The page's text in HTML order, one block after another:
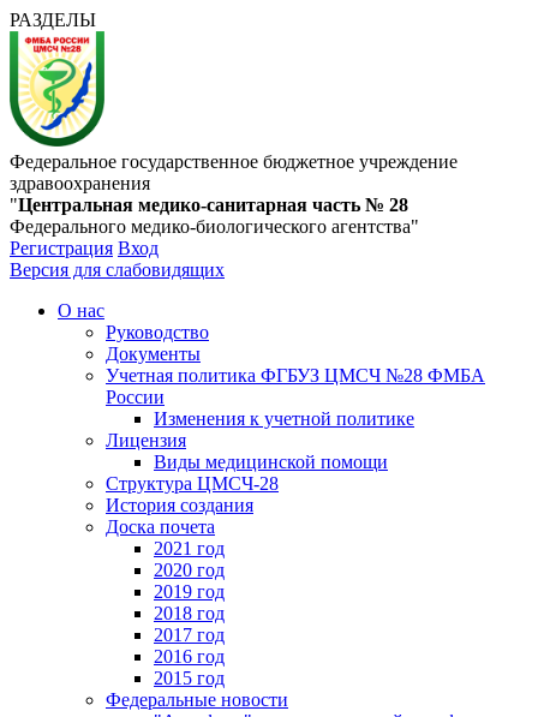
РАЗДЕЛЫ
Федеральное государственное бюджетное учреждение
здравоохранения
"Центральная медико-санитарная часть № 28
Федерального медико-биологического агентства"
Регистрация Вход
Версия для слабовидящих
О нас
Руководство
Документы
Учетная политика ФГБУЗ ЦМСЧ №28 ФМБА
России
Изменения к учетной политике
Лицензия
Виды медицинской помощи
Структура ЦМСЧ-28
История создания
Доска почета
2021 год
2020 год
2019 год
2018 год
2017 год
2016 год
2015 год
Федеральные новости